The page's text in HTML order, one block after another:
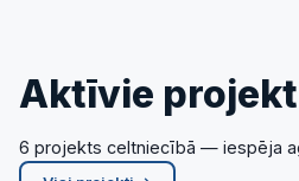
Aktīvie
6 projekts celtniecībā — iespēja